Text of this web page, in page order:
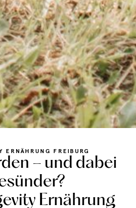
ERNÄHRUNG FREIBURG
– und dabei
Ernährung